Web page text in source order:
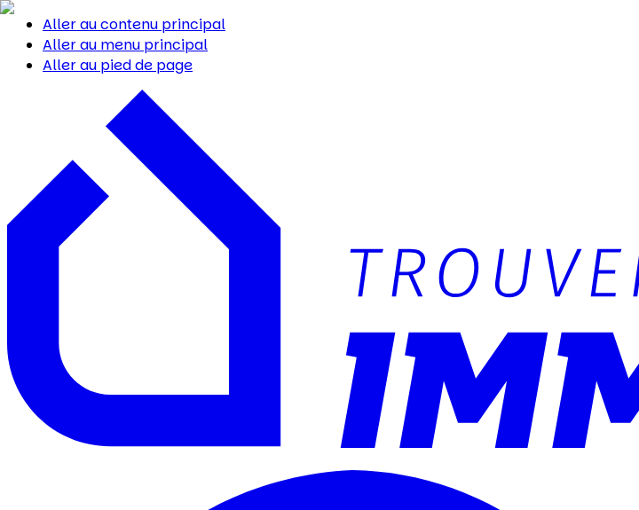
Aller au contenu principal
Aller au menu principal
Aller au pied de page